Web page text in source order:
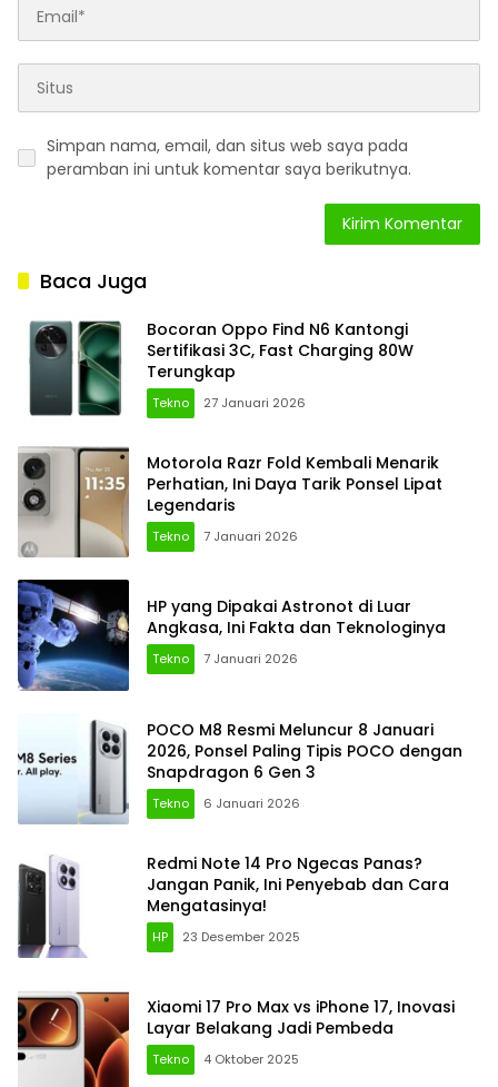
Simpan nama, email, dan situs web saya pada
peramban ini untuk komentar saya berikutnya.
Baca Juga
Bocoran Oppo Find N6 Kantongi
Sertifikasi 3C, Fast Charging 80W
Terungkap
Tekno 27 Januari 2026
Motorola Razr Fold Kembali Menarik
Perhatian, Ini Daya Tarik Ponsel Lipat
Legendaris
Tekno 7 Januari 2026
HP yang Dipakai Astronot di Luar
Angkasa, Ini Fakta dan Teknologinya
Tekno 7 Januari 2026
POCO M8 Resmi Meluncur 8 Januari
2026, Ponsel Paling Tipis POCO dengan
Snapdragon 6 Gen 3
Tekno 6 Januari 2026
Redmi Note 14 Pro Ngecas Panas?
Jangan Panik, Ini Penyebab dan Cara
Mengatasinya!
HP 23 Desember 2025
Xiaomi 17 Pro Max vs iPhone 17, Inovasi
Layar Belakang Jadi Pembeda
Tekno 4 Oktober 2025